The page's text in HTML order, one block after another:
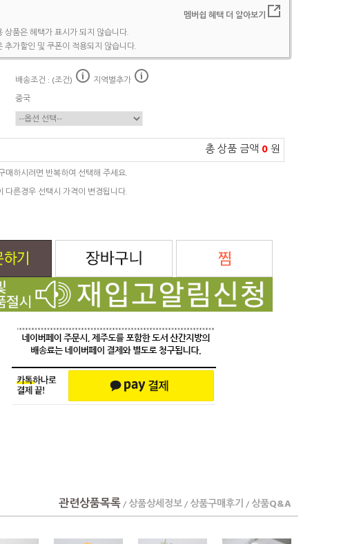
멤버쉽 혜택 더 알아보기
상품은 혜택가 표시가 되지 않습니다.
추가할인 및 쿠폰이 적용되지 않습니다.
배송조건 : (조건)
지역별추가
중국
총 상품 금액 0원
매하시려면 반복하여 선택해 주세요.
다른경우 선택시 가격이 변경됩니다.
관련상품목록/ 상품상세정보/ 상품구매후기 / 상품Q&A